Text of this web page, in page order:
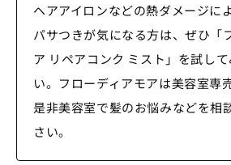
ヘアアイロンなどの熱ダメージに
パサつきが気になる方は、ぜひ「
ア リペアコンク ミスト」を試し
い。フローディアモアは美容室専
是非美容室で髪のお悩みなどを相
さい。